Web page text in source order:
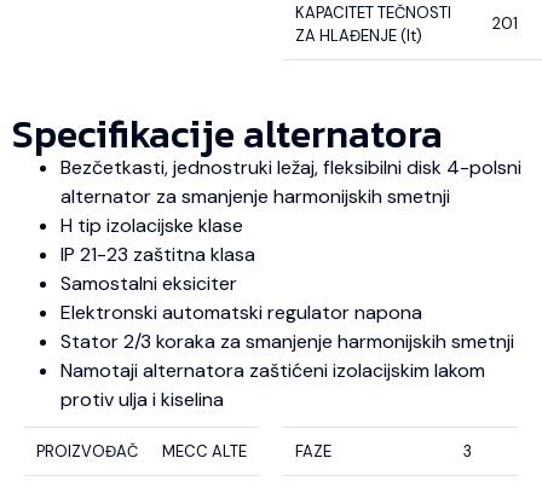
KAPACITET TEČNOSTI
ZA HLAĐENJE (lt)
201
Specifikacije alternatora
Bezčetkasti, jednostruki ležaj, fleksibilni disk 4-polsni
alternator za smanjenje harmonijskih smetnji
H tip izolacijske klase
IP 21-23 zaštitna klasa
Samostalni eksiciter
Elektronski automatski regulator napona
Stator 2/3 koraka za smanjenje harmonijskih smetnji
Namotaji alternatora zaštićeni izolacijskim lakom
protiv ulja i kiselina
PROIZVOĐAČ MECC ALTE FAZE 3